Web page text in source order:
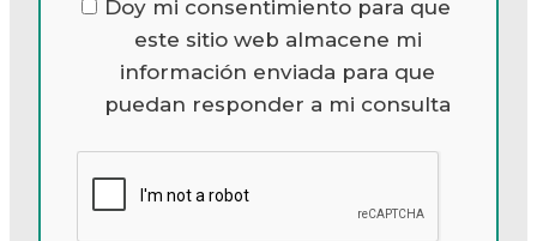
Doy mi consentimiento para que
este sitio web almacene mi
información enviada para que
puedan responder a mi consulta